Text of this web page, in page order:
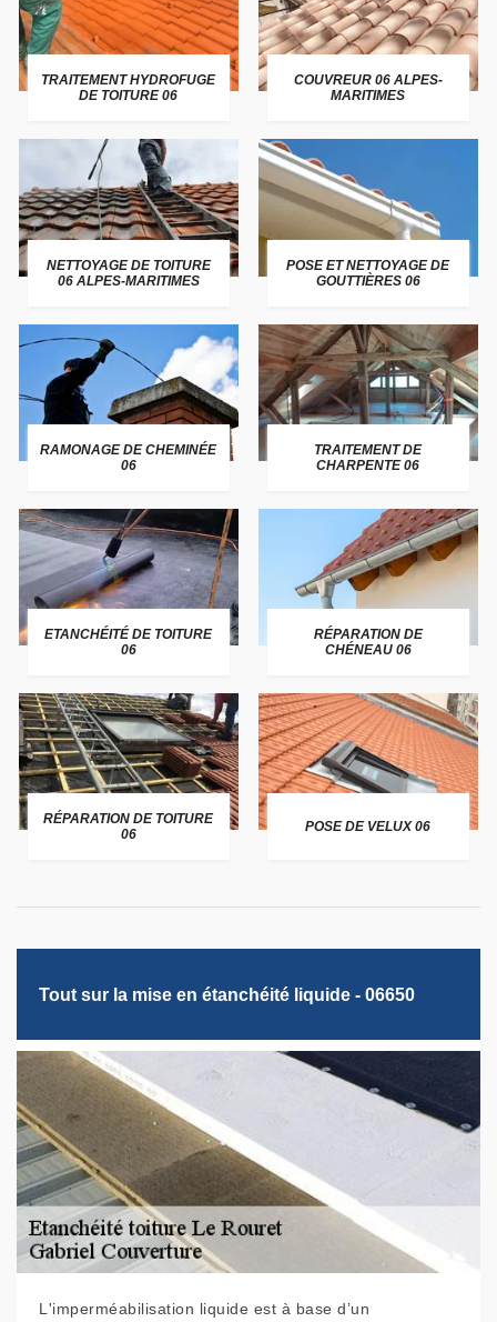
TRAITEMENT HYDROFUGE
DE TOITURE 06
COUVREUR 06 ALPES-
MARITIMES
NETTOYAGE DE TOITURE
06 ALPES-MARITIMES
POSE ET NETTOYAGE DE
GOUTTIÈRES 06
RAMONAGE DE CHEMINÉE
06
TRAITEMENT DE
CHARPENTE 06
ETANCHÉITÉ DE TOITURE
06
RÉPARATION DE
CHÉNEAU 06
RÉPARATION DE TOITURE
06
POSE DE VELUX 06
Tout sur la mise en étanchéité liquide - 06650
L'imperméabilisation liquide est à base d’un